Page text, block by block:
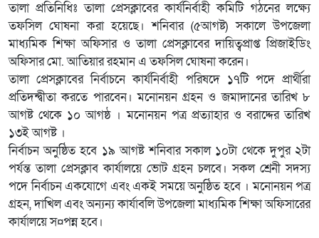
তালা প্রতিনিধিঃ তালা প্রেসক্লাবের কার্যনির্বাহী কমিটি গঠনের লক্ষ্যে
তফসিল ঘোষনা করা হয়েছে। শনিবার (৫আগষ্ট) সকালে উপজেলা
মাধ্যমিক শিক্ষা অফিসার ও তালা প্রেসক্লাবের দায়িত্বপ্রাপ্ত প্রিজাইডিং
অফিসার মো. আতিয়ার রহমান এ তফসিল ঘোষনা করেন।
তালা প্রেসক্লাবের নির্বাচনে কার্যনির্বাহী পরিষদে ১৭টি পদে প্রার্থীরা
প্রতিদন্দ্বীতা করতে পারবেন। মনোনয়ন গ্রহন ও জমাদানের তারিখ ৮
আগষ্ট থেকে ১০ আগষ্ঠ । মনোনয়ন পত্র প্রত্যাহার ও বরাদ্দের তারিখ
১৩ই আগষ্ট ।
নির্বাচন অনুষ্ঠিত হবে ১৯ আগষ্ট শনিবার সকাল ১০টা থেকে দুপুর ২টা
পর্যন্ত তালা প্রেসক্লাব কার্যালয়ে ভোট গ্রহন চলবে। সকল শ্রেনী সদস্য
পদে নির্বাচন একযোগে এবং একই সময়ে অনুষ্ঠিত হবে । মনোনয়ন পত্র
গ্রহন, দাখিল এবং অন্যন্য কার্যাবলি উপজেলা মাধ্যমিক শিক্ষা অফিসারের
কার্যালয়ে স¤পন্ন হবে।